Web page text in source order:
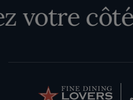
votre côté